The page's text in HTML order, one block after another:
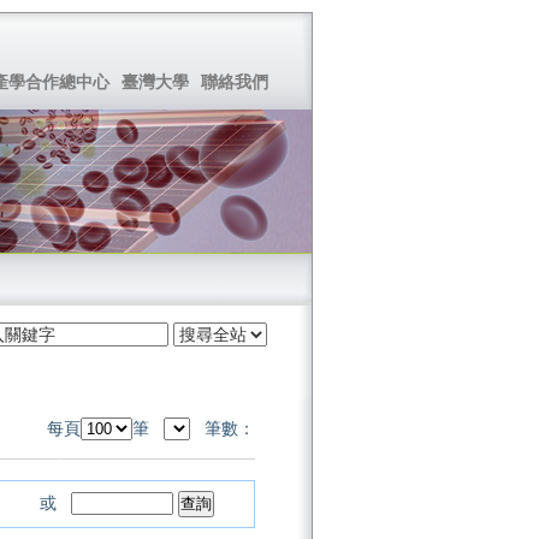
學合作總中心 臺灣大學 聯絡我們
每頁 筆 筆數：
或